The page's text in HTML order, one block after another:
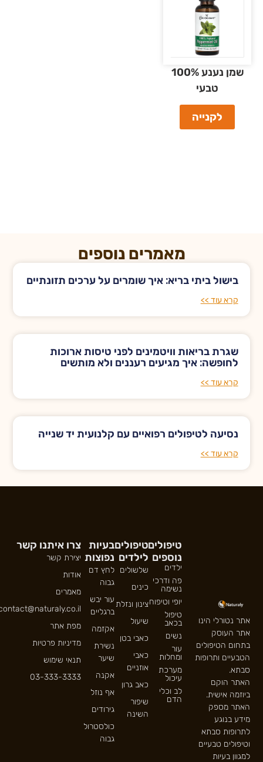
לקנייה
שמן נענע 100%
טבעי
מאמרים נוספים
בישול ביתי בריא: איך שומרים על ערכים תזונתיים
קרא עוד >>
שגרת בריאות וויטמינים לפני טיסות ארוכות
לחופשה: איך מגיעים רעננים ולא מותשים
קרא עוד >>
נסיעה לטיפולים רפואיים עם קלנועית יד שנייה
קרא עוד >>
אתר נטורלי הינו
אתר העוסק
בתחום הטיפולים
הטבעיים ותרופות
סבתא.
האתר הוקם
ביוזמה אישית.
האתר מספק
מידע בנוגע
לתרופות סבתא
וטיפולים טבעיים
למגוון בעיות
בעיות
נפוצות
לחץ דם
גבוה
עור יבש
ברגליים
אקזמה
נשירת
שיער
אקנה
אף נוזל
גירודים
כולסטרול
גבוה
טיפולים
לילדים
שלשולים
כינים
צינון ונזלת
שיעול
כאבי בטן
כאבי
אוזניים
כאב גרון
שיפור
השינה
טיפולים
נוספים
ילדים
פה ודרכי
נשימה
יופי וטיפוח
טיפול
בכאב
נשים
עור
ומחלות
מערכת
עיכול
לב וכלי
הדם
צרו איתנו קשר
יצירת קשר
אודות
מאמרים
contact@naturaly.co.il
מפת אתר
מדיניות פרטיות
תנאי שימוש
03-333-3333